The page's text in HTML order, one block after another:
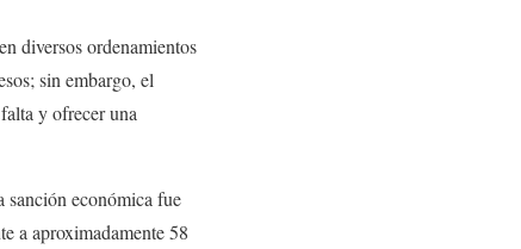
diversos ordenamientos
sin embargo, el
y ofrecer una
sanción económica fue
a aproximadamente 58